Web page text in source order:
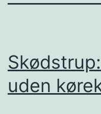
uden